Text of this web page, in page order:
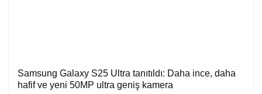
Samsung Galaxy S25 Ultra tanıtıldı: Daha ince, daha
hafif ve yeni 50MP ultra geniş kamera